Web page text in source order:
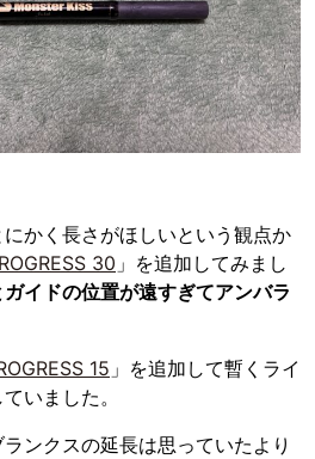
かく長さがほしいという観点か
30 」を追加してみまし
イドの位置が遠すぎてアンバラ
15 」を追加して暫くライ
いました。
ンクスの延長は思っていたより